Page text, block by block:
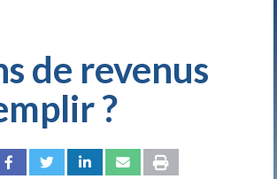
de revenus
?